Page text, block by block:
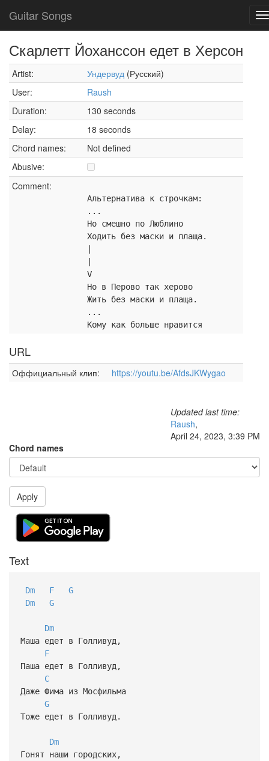
Guitar Songs
Скарлетт Йоханссон едет в Херсон
Artist: Ундервуд (Русский)
User:
Raush
Duration:
130 seconds
Delay:
18 seconds
Chord names:
Not defined
Abusive:
Comment:
Альтернатива к строчкам:
...
Но смешно по Люблино
Ходить без маски и плаща.
V
Но в Перово так херово
Жить без маски и плаща.
...
Кому как больше нравится
URL
Оффициальный клип: https://youtu.be/AfdsJKWygao
Updated last time:
Raush,
April 24, 2023, 3:39 PM
Chord names
Apply
Text
Dm F
G
Dm
G
Dm
Маша едет в Голливуд,
F
Паша едет в Голливуд,
C
Даже Фима из Мосфильма
G
Тоже едет в Голливуд.
Dm
Гонят наши городских,